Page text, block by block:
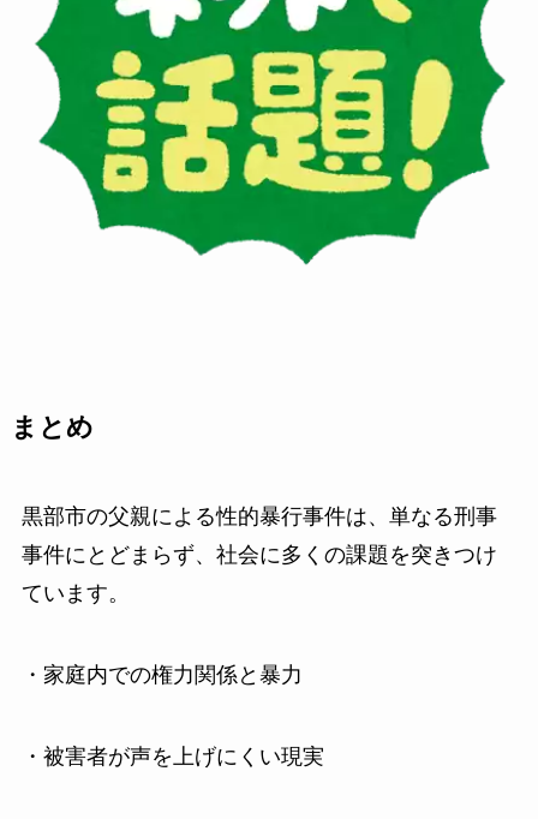
まとめ
黒部市の父親による性的暴行事件は、単なる刑事
事件にとどまらず、社会に多くの課題を突きつけ
ています。
・家庭内での権力関係と暴力
・被害者が声を上げにくい現実